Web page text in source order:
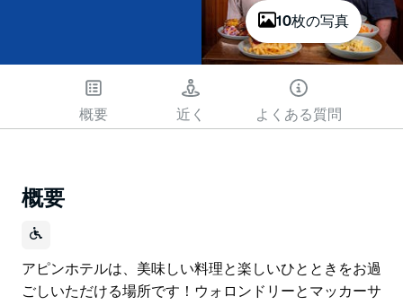
10枚の写真
概要 近く よくある質問
概要
アピンホテルは、美味しい料理と楽しいひとときをお過
ごしいただける場所です！ウォロンドリーとマッカーサ